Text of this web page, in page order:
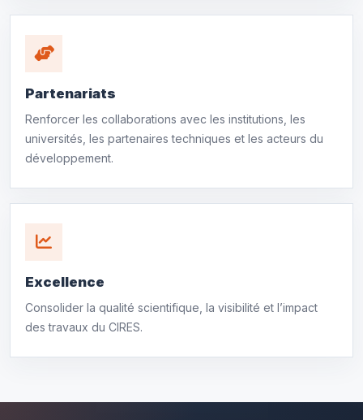
Partenariats
Renforcer les collaborations avec les institutions, les
universités, les partenaires techniques et les acteurs du
développement.
Excellence
Consolider la qualité scientifique, la visibilité et l’impact
des travaux du CIRES.